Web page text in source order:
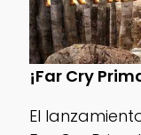
¡Far Cry
El